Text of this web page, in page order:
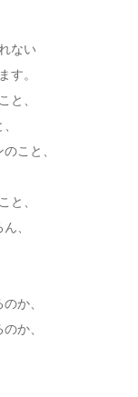
ない
す。
と、
こと、
と、
、
か、
か、